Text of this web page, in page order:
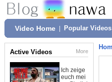
Video Home Popular Videos
Active Videos More
Ich zeige
euch mei